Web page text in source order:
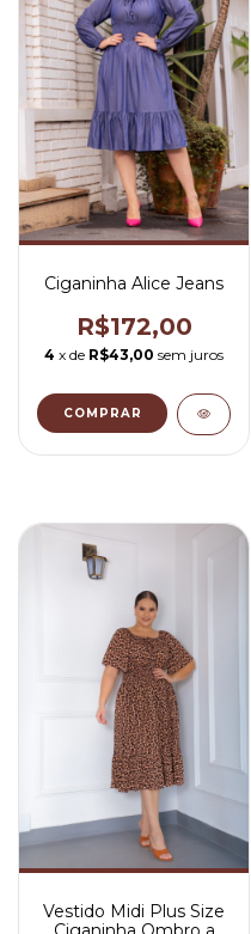
Ciganinha Alice Jeans
R$172,00
4 x de R$43,00 sem juros
COMPRAR
Vestido Midi Plus Size